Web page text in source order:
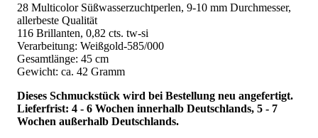
28 Multicolor Süßwasserzuchtperlen, 9-10 mm Durchmesser,
allerbeste Qualität
116 Brillanten, 0,82 cts. tw-si
Verarbeitung: Weißgold-585/000
Gesamtlänge: 45 cm
Gewicht: ca. 42 Gramm
Dieses Schmuckstück wird bei Bestellung neu angefertigt.
Lieferfrist: 4 - 6 Wochen innerhalb Deutschlands, 5 - 7
Wochen außerhalb Deutschlands.